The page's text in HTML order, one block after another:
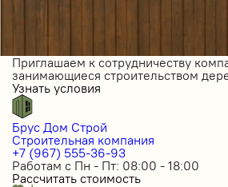
Приглашаем к сотрудничеству
занимающиеся строительством
Узнать условия
Брус Дом Строй
Строительная компания
+7 (967) 555-36-93
Работам с Пн - Пт: 08:00 - 18:00
Рассчитать стоимость